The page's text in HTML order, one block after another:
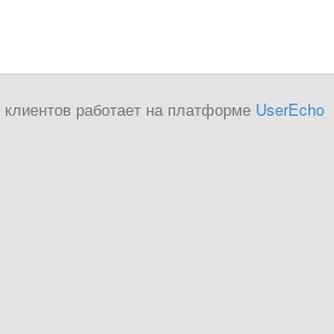
работает на платформе UserEcho